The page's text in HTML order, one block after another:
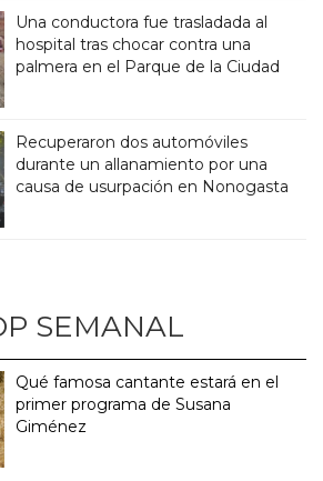
Una conductora fue trasladada al
hospital tras chocar contra una
palmera en el Parque de la Ciudad
Recuperaron dos automóviles
durante un allanamiento por una
causa de usurpación en Nonogasta
SEMANAL
Qué famosa cantante estará en el
primer programa de Susana
Giménez